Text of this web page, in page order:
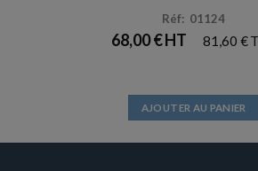
Réf: 01124
68,00€ 81,60€
AJOUTER AU PANIER